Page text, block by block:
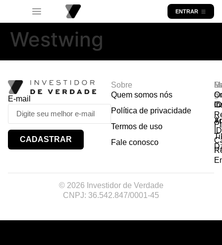
ENTRAR
Westwing
E-mail
CADASTRAR
Sobre
Quem somos nós
Política de privacidade
Termos de uso
Fale conosco
© 2026 Investidor de Verdade
CNPJ: 36.542.847/0001-45